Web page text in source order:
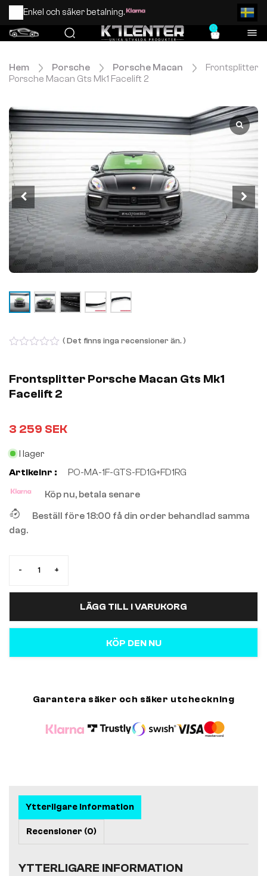
Enkel och säker betalning.
0
Hem Porsche Porsche Macan
Frontsplitter
Porsche Macan Gts Mk1 Facelift 2
of
5
( Det finns inga recensioner än. )
Frontsplitter Porsche Macan Gts Mk1
Facelift 2
3 259 SEK
I lager
Artikelnr :
PO-MA-1F-GTS-FD1G+FD1RG
Köp nu, betala senare
Beställ före 18:00 få din order behandlad samma
dag.
- +
LÄGG TILL I VARUKORG
KÖP DEN NU
Garantera säker och säker utcheckning
Ytterligare information
Recensioner (0)
YTTERLIGARE INFORMATION